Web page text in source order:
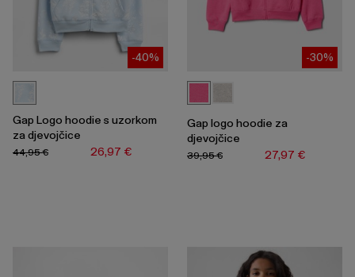
-40%
Gap Logo hoodie s uzorkom
za djevojčice
26,97 €
44,95 €
-30%
Gap logo hoodie za
djevojčice
27,97 €
39,95 €